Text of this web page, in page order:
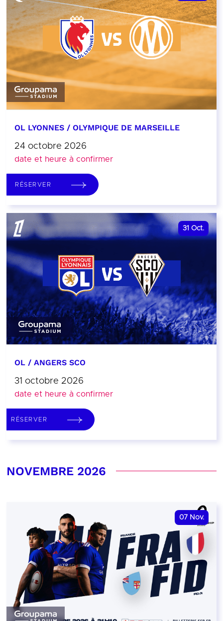
OL LYONNES / OLYMPIQUE DE MARSEILLE
24 octobre 2026
date et heure à confirmer
RÉSERVER
31 Oct.
OL / ANGERS SCO
31 octobre 2026
date et heure à confirmer
RÉSERVER
NOVEMBRE 2026
07 Nov.